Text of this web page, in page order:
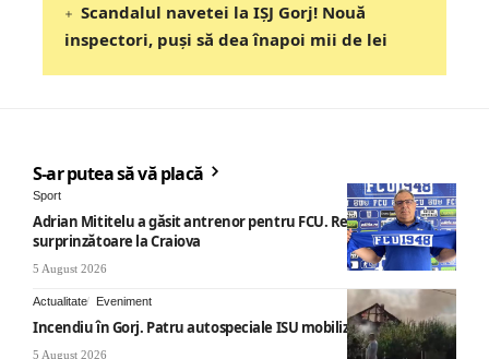
Scandalul navetei la IȘJ Gorj! Nouă
inspectori, puși să dea înapoi mii de lei
S-ar putea să vă placă
Sport
Adrian Mititelu a găsit antrenor pentru FCU. Revenire
surprinzătoare la Craiova
5 August 2026
Actualitate Eveniment
Incendiu în Gorj. Patru autospeciale ISU mobilizate
5 August 2026